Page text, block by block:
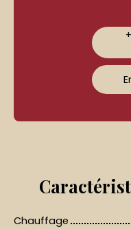
Chauffage